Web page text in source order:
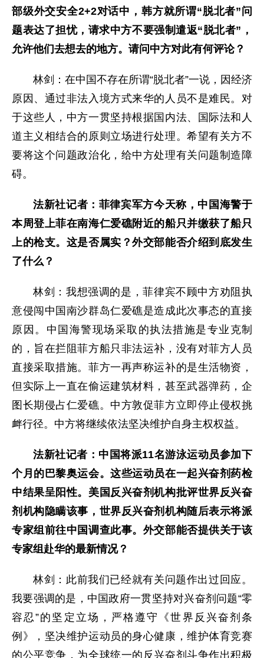
部级外交安全2+2对话中，韩方就所谓“脱北者”问
题表达了担忧，请求中方不要强制遣返“脱北者”，
允许他们去想去的地方。请问中方对此有何评论？
林剑：在中国不存在所谓“脱北者”一说，因经济
原因、通过非法入境方式来华的人员不是难民。对
于这些人，中方一贯坚持根据国内法、国际法和人
道主义相结合的原则立场进行处理。希望有关方不
要将这个问题政治化，给中方处理有关问题制造障
碍。
法新社记者：菲律宾军方今天称，中国海警于
本周登上菲在南海仁爱礁附近的船只并缴获了船只
上的枪支。这是否属实？外交部能否介绍到底发生
了什么？
林剑：我想强调的是，菲律宾不顾中方劝阻执
意侵闯中国南沙群岛仁爱礁是造成此次事态的直接
原因。中国海警现场采取的执法措施是专业克制
的，旨在拦阻菲方船只非法运补，没有对菲方人员
直接采取措施。菲方一再声称运补的是生活物资，
但实际上一直在偷运建筑材料，甚至武器弹药，企
图长期侵占仁爱礁。中方敦促菲方立即停止侵权挑
衅行径。中方将继续依法坚决维护自身主权权益。
法新社记者：中国将派11名游泳运动员参加下
个月的巴黎奥运会。这些运动员在一起兴奋剂药检
中结果呈阳性。美国反兴奋剂机构批评世界反兴奋
剂机构隐瞒该事，世界反兴奋剂机构随后表示将派
专家组前往中国调查此事。外交部能否提供关于该
专家组赴华的最新情况？
林剑：此前我们已经就有关问题作出过回应。
我要强调的是，中国政府一贯坚持对兴奋剂问题“零
容忍”的坚定立场，严格遵守《世界反兴奋剂条
例》，坚决维护运动员的身心健康，维护体育竞赛
的公平竞争，为全球统一的反兴奋剂斗争作出积极